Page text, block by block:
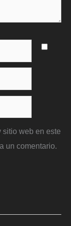
sitio web en este
un comentario.